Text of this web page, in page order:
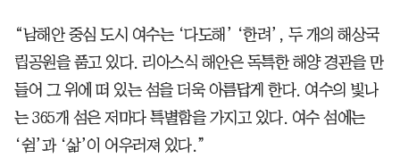
“남해안 중심 도시 여수는 ‘다도해’ ‘한려’, 두 개의 해상국
립공원을 품고 있다. 리아스식 해안은 독특한 해양 경관을 만
들어 그 위에 떠 있는 섬을 더욱 아름답게 한다. 여수의 빛나
는 365개 섬은 저마다 특별함을 가지고 있다. 여수 섬에는
‘쉼’과 ‘삶’이 어우러져 있다.”